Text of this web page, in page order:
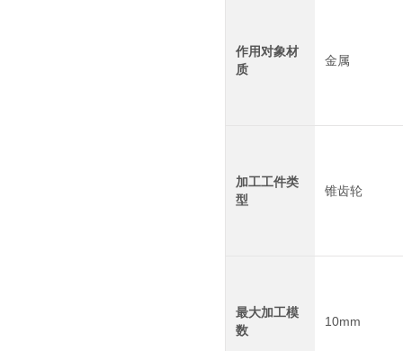
作用对象材
质
金属
加工工件类
型
锥齿轮
最大加工模
数
10mm